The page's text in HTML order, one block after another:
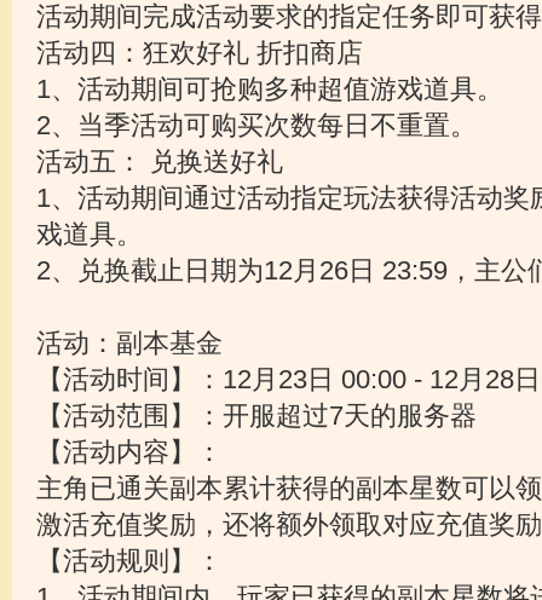
活动期间完成活动要求的指定任务即可获
活动四：狂欢好礼 折扣商店
1、活动期间可抢购多种超值游戏道具。
2、当季活动可购买次数每日不重置。
活动五： 兑换送好礼
1、活动期间通过活动指定玩法获得活动奖
戏道具。
2、兑换截止日期为12月26日 23:59，主公
活动：副本基金
【活动时间】：12月23日 00:00 - 12月28
【活动范围】：开服超过7天的服务器
【活动内容】：
主角已通关副本累计获得的副本星数可以
激活充值奖励，还将额外领取对应充值奖
【活动规则】：